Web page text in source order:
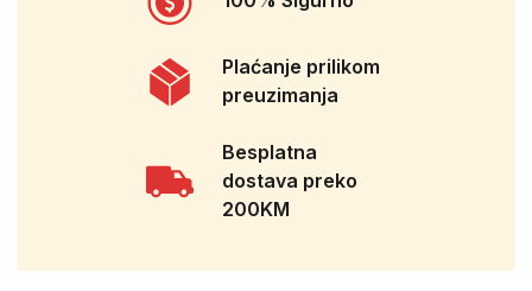
Plaćanje prilikom
preuzimanja
Besplatna
dostava preko
200KM